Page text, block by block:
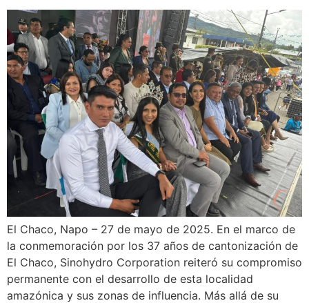
El Chaco, Napo – 27 de mayo de 2025. En el marco de
la conmemoración por los 37 años de cantonización de
El Chaco, Sinohydro Corporation reiteró su compromiso
permanente con el desarrollo de esta localidad
amazónica y sus zonas de influencia. Más allá de su